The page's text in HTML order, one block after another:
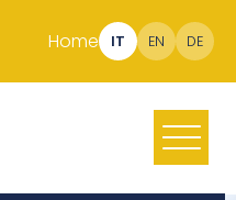
Home IT EN DE